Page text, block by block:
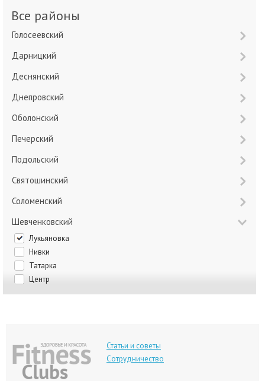
Все районы
Голосеевский
Дарницкий
Деснянский
Днепровский
Оболонский
Печерский
Подольский
Святошинский
Соломенский
Шевченковский
Лукьяновка
Нивки
Татарка
Центр
Статьи и советы
Сотрудничество